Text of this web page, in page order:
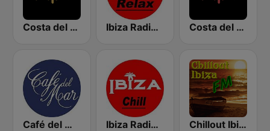
Costa del Mar Smooth Sax Ibiza Radios - Relax Costa del Mar Funky
Café del Mar Chill Ibiza Radios - Chill Chillout Ibiza FM